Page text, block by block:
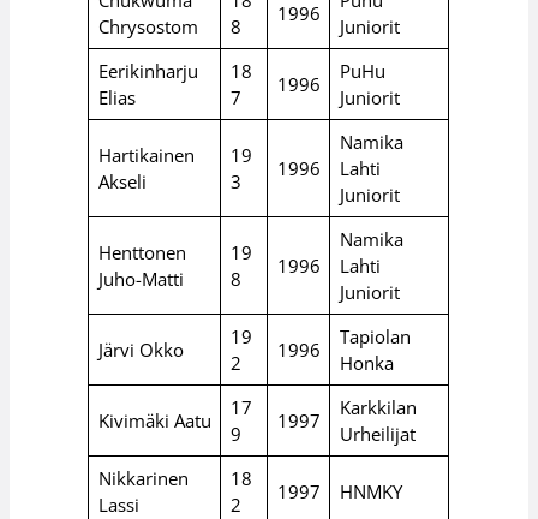
Chrysostom
8
1996
Juniorit
Eerikinharju
Elias
18
7
1996
PuHu
Juniorit
Hartikainen
Akseli
19
3
1996
Namika
Lahti
Juniorit
Henttonen
Juho-Matti
19
8
1996
Namika
Lahti
Juniorit
Järvi Okko
19
2
1996
Tapiolan
Honka
Kivimäki Aatu
17
9
1997
Karkkilan
Urheilijat
Nikkarinen
Lassi
18
2
1997 HNMKY